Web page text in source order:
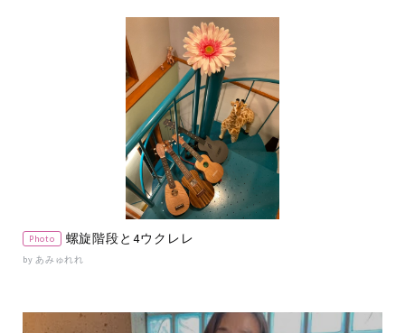
Photo 螺旋階段と4ウクレレ
by あみゅれれ